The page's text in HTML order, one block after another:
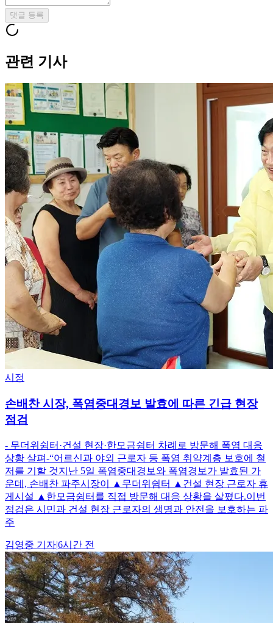
댓글 등록
관련 기사
시정
손배찬 시장, 폭염중대경보 발효에 따른 긴급 현장
점검
- 무더위쉼터·건설 현장·한모금쉼터 차례로 방문해 폭염 대응
상황 살펴-“어르신과 야외 근로자 등 폭염 취약계층 보호에 철
저를 기할 것지난 5일 폭염중대경보와 폭염경보가 발효된 가
운데, 손배찬 파주시장이 ▲무더위쉼터 ▲건설 현장 근로자 휴
게시설 ▲한모금쉼터를 직접 방문해 대응 상황을 살폈다.이번
점검은 시민과 건설 현장 근로자의 생명과 안전을 보호하는 파
주
김영중 기자|6시간 전